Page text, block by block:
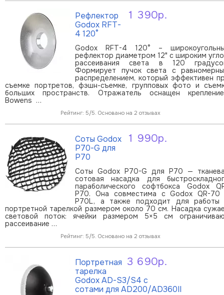
1 390р.
Рефлектор
Godox RFT-
4 120°
Godox RFT-4 120° –
рефлектор диаметром 12" с широким
рассеивания света в 120
Формирует пучок света с
распределением, который эффективен
съемке портретов, фэшн-съемке, групповых фото и
больших пространств. Отражатель оснащен
Bowens …
Рейтинг: 5/5. Основано на 2 отзывах
1 990р.
Соты Godox
P70-G для
P70
Соты Godox P70-G для P70 —
сотовая насадка для
параболического софтбокса Godox
P70. Она совместима с Godox QR-70
P70L, а также подходит для работы
портретной тарелкой размером около 70 см. Насадка
световой поток: ячейки размером 5×5 см
рассеивание …
Рейтинг: 5/5. Основано на 2 отзывах
3 690р.
Портретная
тарелка
Godox AD-S3/S4 с
сотами для AD200/AD360II